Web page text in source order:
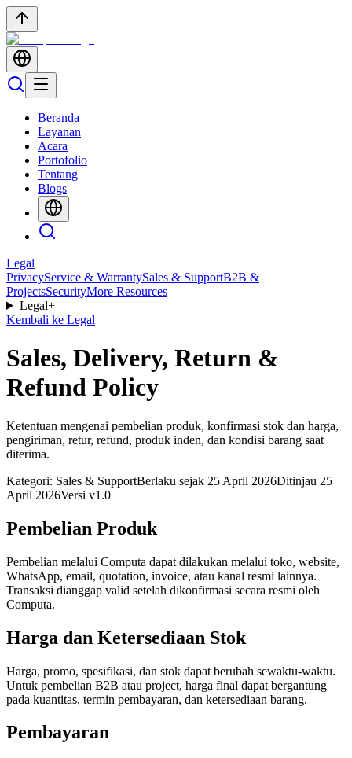
Beranda
Layanan
Acara
Portofolio
Tentang
Blogs
Legal
PrivacyService & WarrantySales & SupportB2B &
ProjectsSecurityMore Resources
Legal+
Kembali ke Legal
Sales, Delivery, Return &
Refund Policy
Ketentuan mengenai pembelian produk, konfirmasi stok dan harga,
pengiriman, retur, refund, produk inden, dan kondisi barang saat
diterima.
Kategori: Sales & SupportBerlaku sejak 25 April 2026Ditinjau 25
April 2026Versi v1.0
Pembelian Produk
Pembelian melalui Computa dapat dilakukan melalui toko, website,
WhatsApp, email, quotation, invoice, atau kanal resmi lainnya.
Transaksi dianggap valid setelah dikonfirmasi secara resmi oleh
Computa.
Harga dan Ketersediaan Stok
Harga, promo, spesifikasi, dan stok dapat berubah sewaktu-waktu.
Untuk pembelian B2B atau project, harga final dapat bergantung
pada kuantitas, termin pembayaran, dan ketersediaan barang.
Pembayaran